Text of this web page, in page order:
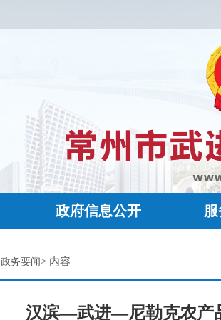
政府信息公开
政务要闻> 内容
汉滨—武进—尼勒克农产